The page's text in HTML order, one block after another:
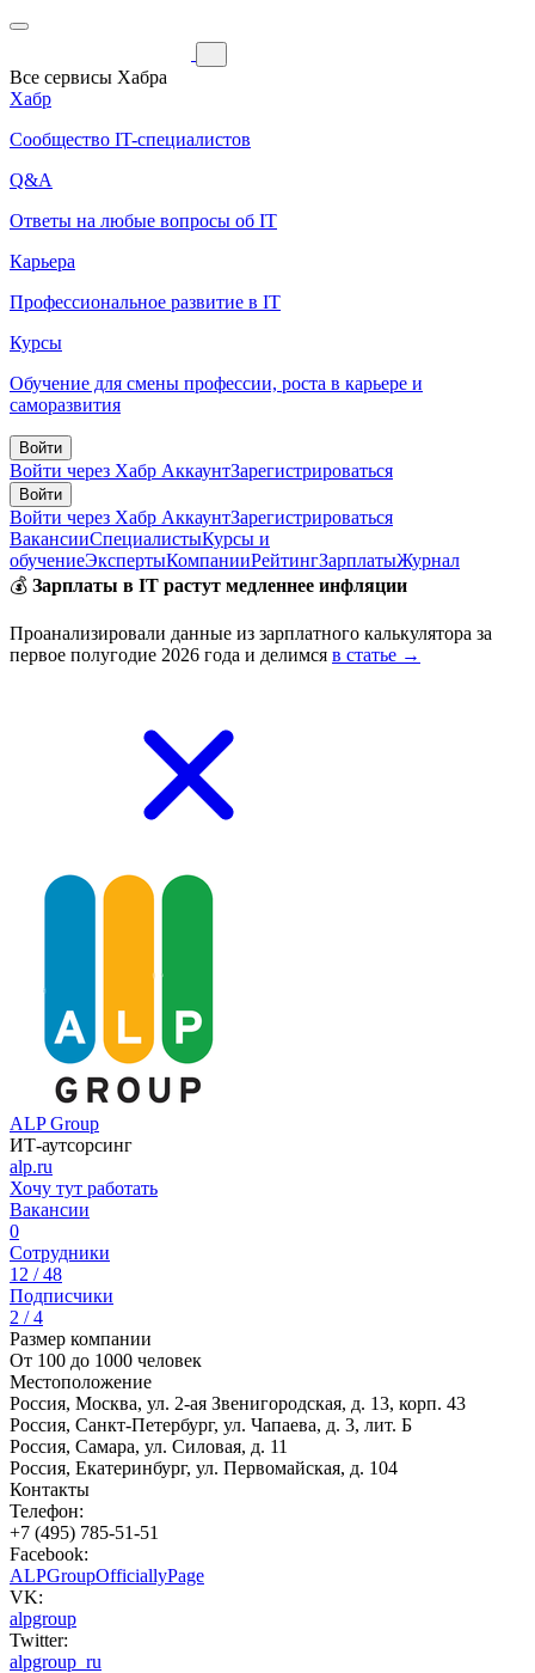
Все сервисы Хабра
Хабр
Сообщество IT-специалистов
Q&A
Ответы на любые вопросы об IT
Карьера
Профессиональное развитие в IT
Курсы
Обучение для смены профессии, роста в карьере и
саморазвития
Войти
Войти через Хабр АккаунтЗарегистрироваться
Войти
Войти через Хабр АккаунтЗарегистрироваться
ВакансииСпециалистыКурсы и
обучениеЭкспертыКомпанииРейтингЗарплатыЖурнал
💰 Зарплаты в IT растут медленнее инфляции
Проанализировали данные из зарплатного калькулятора за
первое полугодие 2026 года и делимся в статье →
ALP Group
ИТ-аутсорсинг
alp.ru
Хочу тут работать
Вакансии
0
Сотрудники
12 / 48
Подписчики
2 / 4
Размер компании
От 100 до 1000 человек
Местоположение
Россия, Москва, ул. 2-ая Звенигородская, д. 13, корп. 43
Россия, Санкт-Петербург, ул. Чапаева, д. 3, лит. Б
Россия, Самара, ул. Силовая, д. 11
Россия, Екатеринбург, ул. Первомайская, д. 104
Контакты
Телефон:
+7 (495) 785-51-51
Facebook:
ALPGroupOfficiallyPage
VK:
alpgroup
Twitter:
alpgroup_ru